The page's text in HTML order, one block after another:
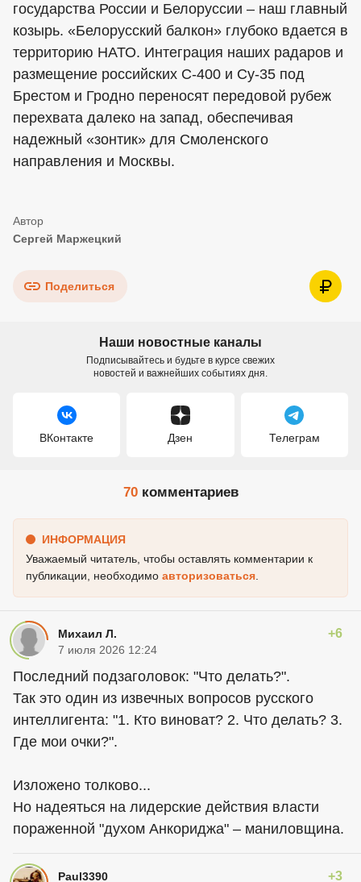
государства России и Белоруссии – наш главный
козырь. «Белорусский балкон» глубоко вдается в
территорию НАТО. Интеграция наших радаров и
размещение российских С-400 и Су-35 под
Брестом и Гродно переносят передовой рубеж
перехвата далеко на запад, обеспечивая
надежный «зонтик» для Смоленского
направления и Москвы.
Сергей Маржецкий
Поделиться
Наши новостные каналы
Подписывайтесь и будьте в курсе свежих
новостей и важнейших событиях дня.
ВКонтакте Дзен Телеграм
70комментариев
ИНФОРМАЦИЯ
Уважаемый читатель, чтобы оставлять комментарии к
публикации, необходимо авторизоваться
Михаил Л. +6
7 июля 2026 12:24
Последний подзаголовок: "Что делать?".
Так это один из извечных вопросов русского
интеллигента: "1. Кто виноват? 2. Что делать? 3.
Где мои очки?".
Изложено толково...
Но надеяться на лидерские действия власти
пораженной "духом Анкориджа" – маниловщина.
Paul3390 +3